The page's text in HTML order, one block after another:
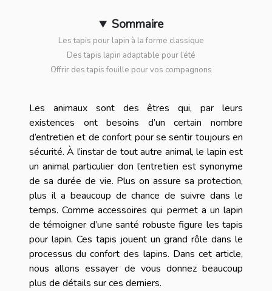
Sommaire
Les tapis pour lapin à la forme classique
Des tapis lapin adaptable pour l’été
Offrir des tapis fouille pour vos compagnons
Les animaux sont des êtres qui, par leurs
existences ont besoins d’un certain nombre
d’entretien et de confort pour se sentir toujours en
sécurité. À l’instar de tout autre animal, le lapin est
un animal particulier don l’entretien est synonyme
de sa durée de vie. Plus on assure sa protection,
plus il a beaucoup de chance de suivre dans le
temps. Comme accessoires qui permet a un lapin
de témoigner d’une santé robuste figure les tapis
pour lapin. Ces tapis jouent un grand rôle dans le
processus du confort des lapins. Dans cet article,
nous allons essayer de vous donnez beaucoup
plus de détails sur ces derniers.